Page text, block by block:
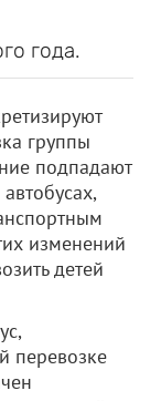
года.
группы
подпадают
изменений
детей
перевозке